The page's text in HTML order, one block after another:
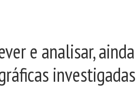
e analisar,